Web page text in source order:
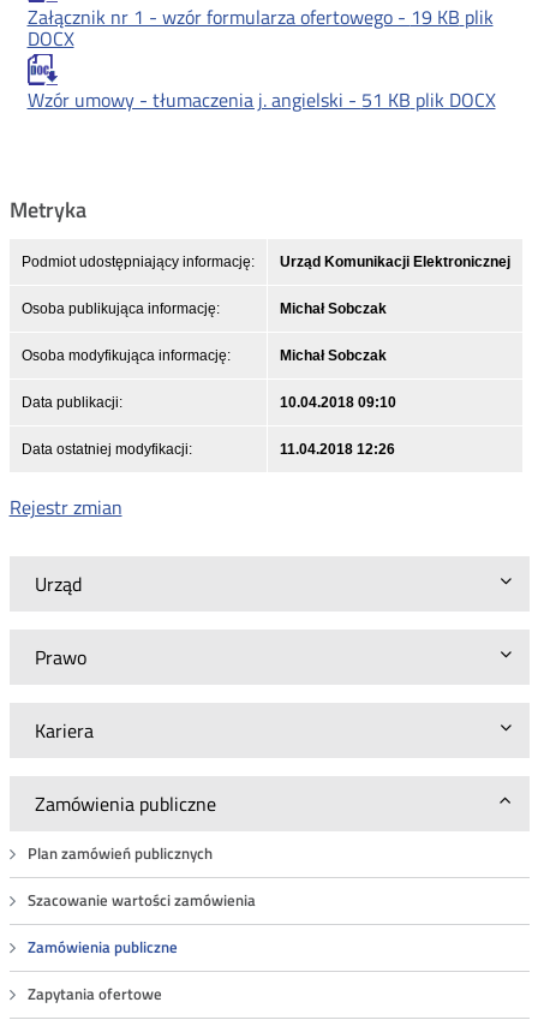
Urząd
Prawo
Kariera
Zamówienia publiczne
Plan zamówień publicznych
Szacowanie wartości zamówienia
Zamówienia publiczne
Zapytania ofertowe
Załącznik nr 1 - wzór formularza ofertowego - 19 KB plik
DOCX
Wzór umowy - tłumaczenia j. angielski - 51 KB plik DOCX
Metryka
Podmiot udostępniający informację: Urząd Komunikacji Elektronicznej
Osoba publikująca informację: Michał Sobczak
Osoba modyfikująca informację: Michał Sobczak
Data publikacji: 10.04.2018 09:10
Data ostatniej modyfikacji: 11.04.2018 12:26
Rejestr zmian